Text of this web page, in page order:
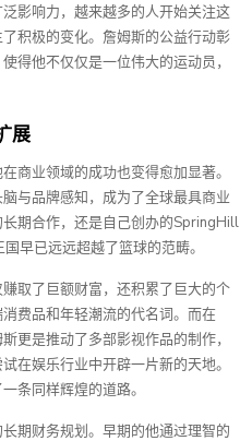
影响力，越来越多的人开始关注这
积极的变化。詹姆斯的公益行动彰
得他不仅仅是一位伟大的运动员，
展
商业领域的成功也变得愈加显著。
与品牌感知，成为了全球最具商业
期合作，还是自己创办的SpringHill
早已远远超越了篮球的范畴。
取了巨额财富，还积累了巨大的个
费品和年轻潮流的代名词。而在
更是推动了多部影视作品的制作，
在娱乐行业中开辟一片新的天地。
条同样辉煌的道路。
期财务规划。早期的他通过理智的